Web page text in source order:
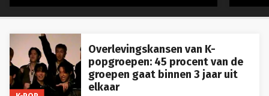
Overlevingskansen van K-
popgroepen: 45 procent van de
groepen gaat binnen 3 jaar uit
elkaar